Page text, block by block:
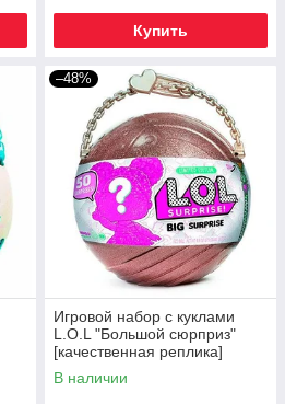
Купить
–48%
Игровой набор с куклами
L.O.L "Большой сюрприз"
[качественная реплика]
В наличии